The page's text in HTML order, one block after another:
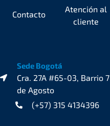
Contacto
Atención al
cliente
Sede Bogotá
Cra. 27A #65-03, Barrio 7
de Agosto
(+57) 315 4134396